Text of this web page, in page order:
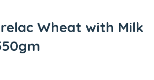
Wheat with Milk